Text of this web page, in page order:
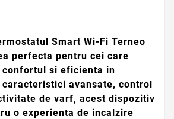
Smart Wi-Fi Terneo
perfecta pentru cei care
confortul si eficienta in
caracteristici avansate, control
de varf, acest dispozitiv
o experienta de incalzire